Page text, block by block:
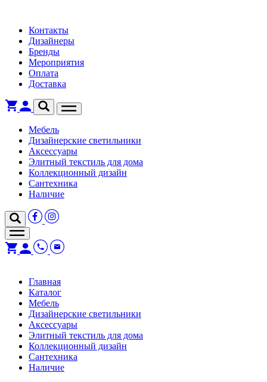
Контакты
Дизайнеры
Бренды
Мероприятия
Оплата
Доставка
Мебель
Дизайнерские светильники
Аксессуары
Элитный текстиль для дома
Коллекционный дизайн
Сантехника
Наличие
Главная
Каталог
Мебель
Дизайнерские светильники
Аксессуары
Элитный текстиль для дома
Коллекционный дизайн
Сантехника
Наличие